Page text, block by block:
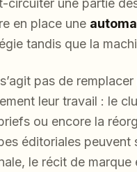
circuiter une partie
en place une
tandis que la
pas de
leur travail : le
ou encore la
éditoriales peuvent
le récit de